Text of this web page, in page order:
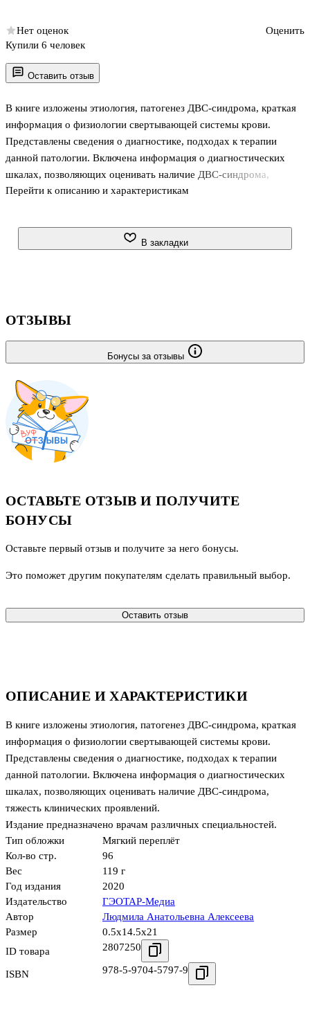
Оставить отзыв
В книге изложены этиология, патогенез ДВС-синдрома, краткая
информация о физиологии свертывающей системы крови.
Представлены сведения о диагностике, подходах к терапии
данной патологии. Включена информация о диагностических
шкалах, позволяющих оценивать наличие ДВС-синдрома,
тяжесть клинических проявлений.
Перейти к описанию и характеристикам
Нет оценок
Оценить
Купили 6 человек
В закладки
ОПИСАНИЕ И ХАРАКТЕРИСТИКИ
В книге изложены этиология, патогенез ДВС-синдрома, краткая
информация о физиологии свертывающей системы крови.
Представлены сведения о диагностике, подходах к терапии
данной патологии. Включена информация о диагностических
шкалах, позволяющих оценивать наличие ДВС-синдрома,
тяжесть клинических проявлений.
Издание предназначено врачам различных специальностей.
Тип обложки
Мягкий переплёт
Кол-во стр.
96
Вес
119 г
Год издания
2020
Издательство
ГЭОТАР-Медиа
Автор
Людмила Анатольевна Алексеева
Размер
0.5x14.5x21
ID товара
2807250
ISBN 978-5-9704-5797-9
ОТЗЫВЫ
Бонусы за отзывы
ОСТАВЬТЕ ОТЗЫВ И ПОЛУЧИТЕ
БОНУСЫ
Оставьте первый отзыв и получите за него бонусы.
Это поможет другим покупателям сделать правильный выбор.
Оставить отзыв